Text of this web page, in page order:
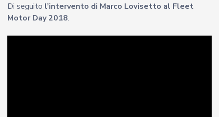
Di seguito l’intervento di Marco Lovisetto al Fleet
Motor Day 2018.